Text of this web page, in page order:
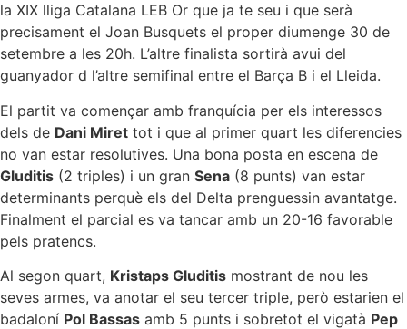
la XIX lliga Catalana LEB Or que ja te seu i que serà
precisament el Joan Busquets el proper diumenge 30 de
setembre a les 20h. L’altre finalista sortirà avui del
guanyador d l’altre semifinal entre el Barça B i el Lleida.
El partit va començar amb franquícia per els interessos
dels de Dani Miret tot i que al primer quart les diferencies
no van estar resolutives. Una bona posta en escena de
Gluditis (2 triples) i un gran Sena (8 punts) van estar
determinants perquè els del Delta prenguessin avantatge.
Finalment el parcial es va tancar amb un 20-16 favorable
pels pratencs.
Al segon quart, Kristaps Gluditis mostrant de nou les
seves armes, va anotar el seu tercer triple, però estarien el
badaloní Pol Bassas amb 5 punts i sobretot el vigatà Pep